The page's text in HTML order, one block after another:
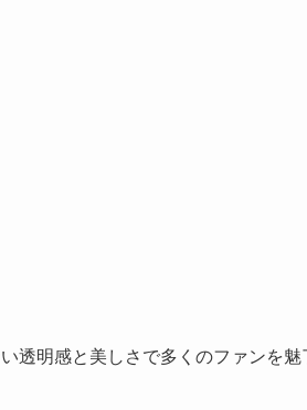
透明感と美しさで多くのファンを魅